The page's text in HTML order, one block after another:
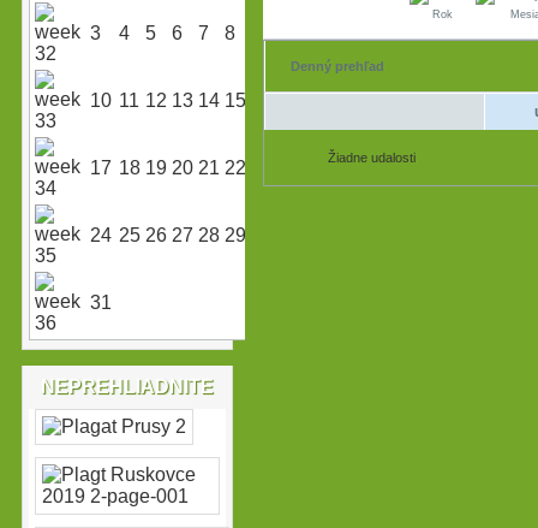
Rok
Denný prehľad
Žiadne udalosti
3 4 5 6 7 8
10 11 12 13 14 15 16
17 18 19 20 21 22
24 25 26 27 28 29
31
NEPREHLIADNITE